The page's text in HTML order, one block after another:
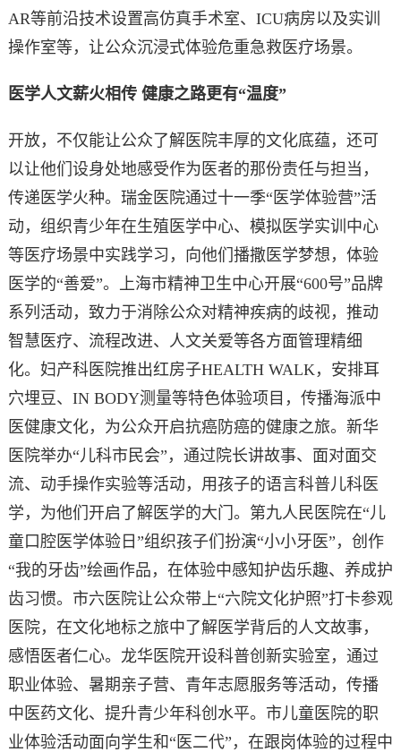
AR等前沿技术设置高仿真手术室、ICU病房以及实训
操作室等，让公众沉浸式体验危重急救医疗场景。
医学人文薪火相传 健康之路更有“温度”
开放，不仅能让公众了解医院丰厚的文化底蕴，还可
以让他们设身处地感受作为医者的那份责任与担当，
传递医学火种。瑞金医院通过十一季“医学体验营”活
动，组织青少年在生殖医学中心、模拟医学实训中心
等医疗场景中实践学习，向他们播撒医学梦想，体验
医学的“善爱”。上海市精神卫生中心开展“600号”品牌
系列活动，致力于消除公众对精神疾病的歧视，推动
智慧医疗、流程改进、人文关爱等各方面管理精细
化。妇产科医院推出红房子HEALTH WALK，安排耳
穴埋豆、IN BODY测量等特色体验项目，传播海派中
医健康文化，为公众开启抗癌防癌的健康之旅。新华
医院举办“儿科市民会”，通过院长讲故事、面对面交
流、动手操作实验等活动，用孩子的语言科普儿科医
学，为他们开启了解医学的大门。第九人民医院在“儿
童口腔医学体验日”组织孩子们扮演“小小牙医”，创作
“我的牙齿”绘画作品，在体验中感知护齿乐趣、养成护
齿习惯。市六医院让公众带上“六院文化护照”打卡参观
医院，在文化地标之旅中了解医学背后的人文故事，
感悟医者仁心。龙华医院开设科普创新实验室，通过
职业体验、暑期亲子营、青年志愿服务等活动，传播
中医药文化、提升青少年科创水平。市儿童医院的职
业体验活动面向学生和“医二代”，在跟岗体验的过程中